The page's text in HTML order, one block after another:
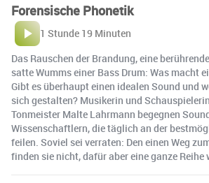
Forensische Phonetik
1 Stunde 19 Minuten
Das Rauschen der Brandung, eine
satte Wumms einer Bass Drum: Was macht
Gibt es überhaupt einen idealen Sound und
sich gestalten? Musikerin und
Tonmeister Malte Lahrmann begegnen
Wissenschaftlern, die täglich an der
feilen. Soviel sei verraten: Den einen Weg
finden sie nicht, dafür aber eine ganze Reihe